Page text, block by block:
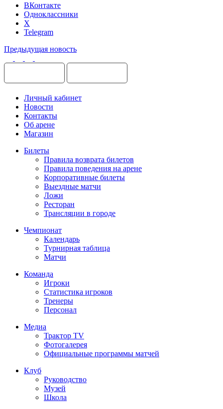
ВКонтакте
Одноклассники
X
Telegram
Предыдущая новость
Личный кабинет
Новости
Контакты
Об арене
Магазин
Билеты
Правила возврата билетов
Правила поведения на арене
Корпоративные билеты
Выездные матчи
Ложи
Ресторан
Трансляции в городе
Чемпионат
Календарь
Турнирная таблица
Матчи
Команда
Игроки
Статистика игроков
Тренеры
Персонал
Медиа
Трактор TV
Фотогалерея
Официальные программы матчей
Клуб
Руководство
Музей
Школа